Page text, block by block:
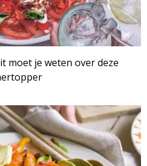
moet je weten over deze
RECEPTENSET